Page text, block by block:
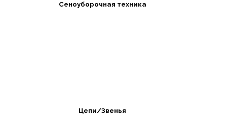
Сеноуборочная техника
Цепи/Звенья